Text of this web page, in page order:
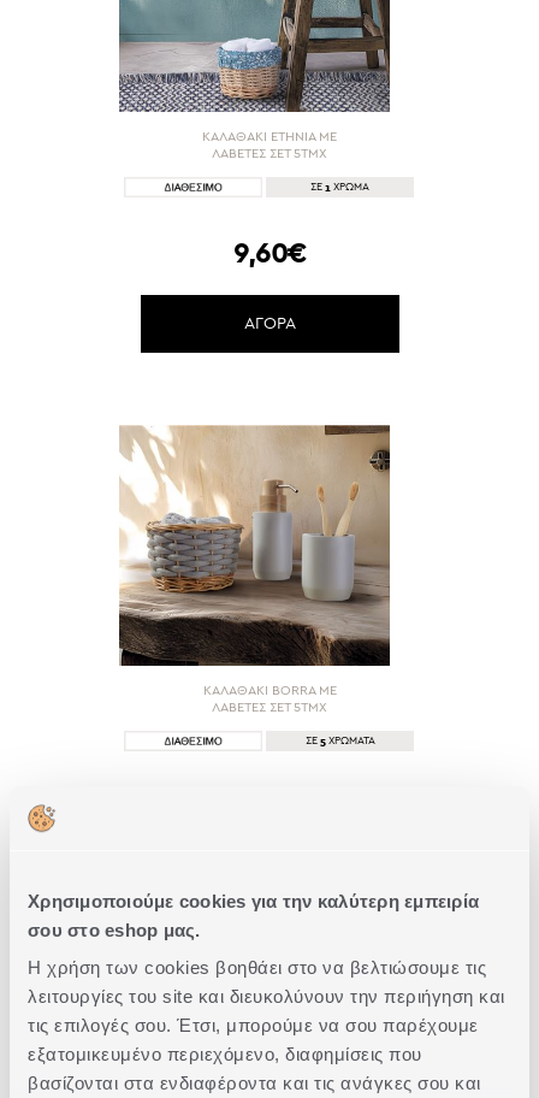
Χρησιμοποιούμε cookies για την καλύτερη εμπειρία
σου στο eshop μας.
Η χρήση των cookies βοηθάει στο να βελτιώσουμε τις
λειτουργίες του site και διευκολύνουν την περιήγηση και
τις επιλογές σου. Έτσι, μπορούμε να σου παρέχουμε
εξατομικευμένο περιεχόμενο, διαφημίσεις που
βασίζονται στα ενδιαφέροντα και τις ανάγκες σου και
ΚΑΛΑΘΑΚΙ ETHNIA ΜΕ
ΛΑΒΕΤΕΣ ΣΕΤ 5ΤΜΧ
ΣΕ 1 ΧΡΩΜΑ
9,60€
ΑΓΟΡΑ
ΚΑΛΑΘΑΚΙ BORRA ΜΕ
ΛΑΒΕΤΕΣ ΣΕΤ 5ΤΜΧ
ΣΕ 5 ΧΡΩΜΑΤΑ
1 από 1
Συχνές Ερωτήσεις για Καλαθάκια με σετ